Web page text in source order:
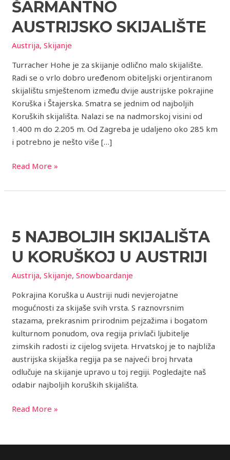
ŠARMANTNO
AUSTRIJSKO SKIJALIŠTE
Austrija,Skijanje
Turracher Hohe je za skijanje odlično malo skijalište.
Radi se o vrlo dobro uređenom obiteljski orjentiranom
skijalištu smještenom između dvije austrijske pokrajine
Koruška i Štajerska. Smatra se jednim od najboljih
Koruških skijališta. Nalazi se na nadmorskoj visini od
1.400 m do 2.205 m. Od Zagreba je udaljeno oko 285 km
i potrebno je nešto više […]
austrijsko
skijalište
Read More »
5 NAJBOLJIH SKIJALIŠTA
U KORUŠKOJ U AUSTRIJI
Austrija,Skijanje,Snowboardanje
Pokrajina Koruška u Austriji nudi nevjerojatne
mogućnosti za skijaše svih vrsta. S raznovrsnim
stazama, prekrasnim prirodnim pejzažima i bogatom
kulturnom ponudom, ova regija privlači ljubitelje
zimskih radosti iz cijelog svijeta. Hrvatskoj je to najbliža
austrijska skijaška regija pa se najveći broj hrvata
odlučuje na skijanje upravo u toj regiji. Pogledajte naš
odabir najboljih koruških skijališta.
skijališta
Koruškoj
u
Read More »